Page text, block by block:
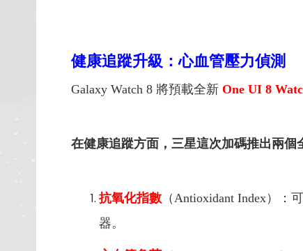
健康追蹤升級：心血管壓力偵測
Galaxy Watch 8 將預載全新 One UI 8
在健康追蹤方面，三星這次加碼推出兩個
抗氧化指數 （Antioxidant Index）
器。